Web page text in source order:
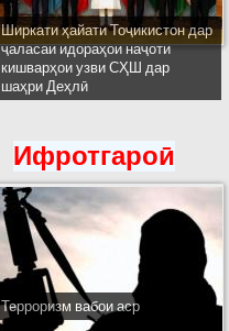
Ширкати ҳайати Тоҷикистон дар
ҷаласаи идораҳои наҷоти
кишварҳои узви СҲШ дар
шаҳри Деҳлӣ
Ифротгароӣ
Терроризм вабои аср